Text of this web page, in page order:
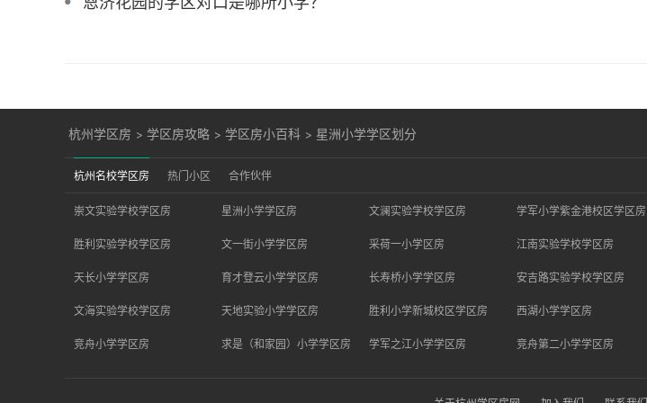
杭州学区房 > 学区房攻略 > 学区房小百科 > 星洲小学学区划分
杭州名校学区房 热门小区 合作伙伴
崇文实验学校学区房 星洲小学学区房 文澜实验学校学区房 学军小学紫金港校区学区房
胜利实验学校学区房 文一街小学学区房 采荷一小学区房 江南实验学校学区房
天长小学学区房 育才登云小学学区房 长寿桥小学学区房 安吉路实验学校学区房
文海实验学校学区房 天地实验小学学区房 胜利小学新城校区学区房 西湖小学学区房
竞舟小学学区房 求是（和家园）小学学区房 学军之江小学学区房 竞舟第二小学学区房